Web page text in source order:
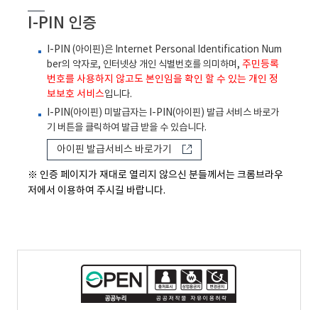
I-PIN 인증
I-PIN (아이핀)은 Internet Personal Identification Num
ber의 약자로, 인터넷상 개인 식별번호를 의미하며, 주민등록
번호를 사용하지 않고도 본인임을 확인 할 수 있는 개인 정
보보호 서비스입니다.
I-PIN(아이핀) 미발급자는 I-PIN(아이핀) 발급 서비스 바로가
기 버튼을 클릭하여 발급 받을 수 있습니다.
아이핀 발급서비스 바로가기
※ 인증 페이지가 재대로 열리지 않으신 분들께서는 크롬브라우
저에서 이용하여 주시길 바랍니다.